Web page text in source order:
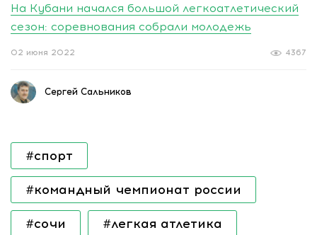
На Кубани начался большой легкоатлетический
сезон: соревнования собрали молодежь
4367
02 июня 2022
Сергей Сальников
#спорт
#командный чемпионат россии
#сочи #легкая атлетика